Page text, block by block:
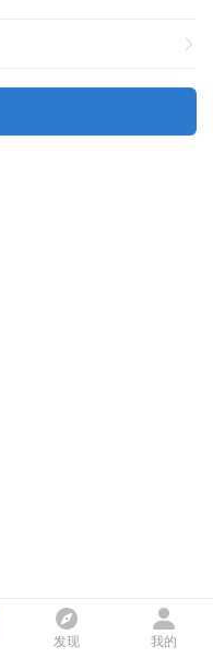
发现 我的